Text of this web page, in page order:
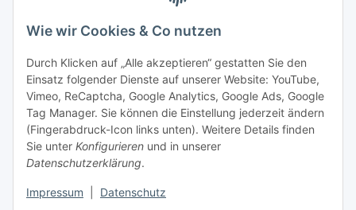
Wie wir Cookies & Co nutzen
Durch Klicken auf „Alle akzeptieren“ gestatten Sie den
Einsatz folgender Dienste auf unserer Website: YouTube,
Vimeo, ReCaptcha, Google Analytics, Google Ads, Google
Tag Manager. Sie können die Einstellung jederzeit ändern
(Fingerabdruck-Icon links unten). Weitere Details finden
Sie unter Konfigurieren und in unserer
Datenschutzerklärung.
Impressum Datenschutz